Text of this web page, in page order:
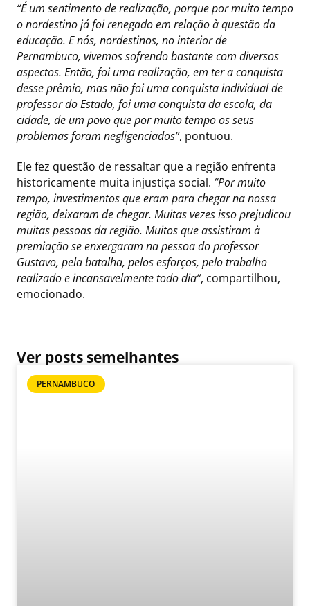
“É um sentimento de realização, porque por muito tempo
o nordestino já foi renegado em relação à questão da
educação. E nós, nordestinos, no interior de
Pernambuco, vivemos sofrendo bastante com diversos
aspectos. Então, foi uma realização, em ter a conquista
desse prêmio, mas não foi uma conquista individual de
professor do Estado, foi uma conquista da escola, da
cidade, de um povo que por muito tempo os seus
problemas foram negligenciados”, pontuou.
Ele fez questão de ressaltar que a região enfrenta
historicamente muita injustiça social. “Por muito
tempo, investimentos que eram para chegar na nossa
região, deixaram de chegar. Muitas vezes isso prejudicou
muitas pessoas da região. Muitos que assistiram à
premiação se enxergaram na pessoa do professor
Gustavo, pela batalha, pelos esforços, pelo trabalho
realizado e incansavelmente todo dia”, compartilhou,
emocionado.
Ver posts semelhantes
PERNAMBUCO